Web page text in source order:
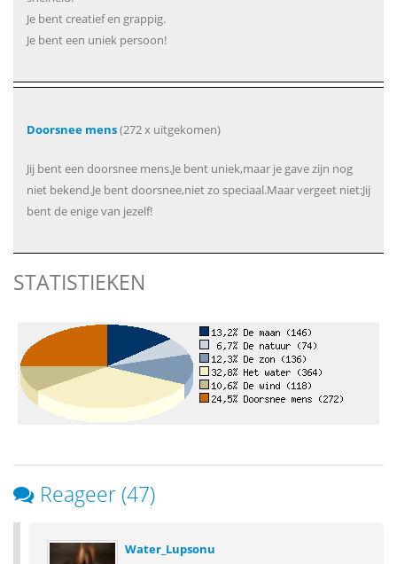
Je bent creatief en grappig.
Je bent een uniek persoon!
Doorsnee mens(272 x uitgekomen)
Jij bent een doorsnee mens.Je bent uniek,maar je gave zijn nog
niet bekend.Je bent doorsnee,niet zo speciaal.Maar vergeet niet:Jij
bent de enige van jezelf!
STATISTIEKEN
Reageer (47)
Water_Lupsonu